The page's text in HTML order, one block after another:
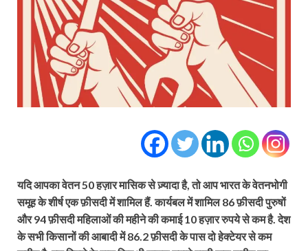
यदि आपका वेतन 50 हज़ार मासिक से ज़्यादा है, तो आप भारत के वेतनभोगी
समूह के शीर्ष एक फ़ीसदी में शामिल हैं. कार्यबल में शामिल 86 फ़ीसदी पुरुषों
और 94 फ़ीसदी महिलाओं की महीने की कमाई 10 हज़ार रुपये से कम है. देश
के सभी किसानों की आबादी में 86.2 फ़ीसदी के पास दो हेक्टेयर से कम